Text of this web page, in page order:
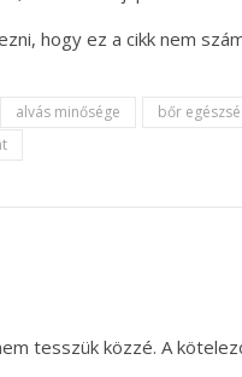
hogy ez a cikk nem
alvás minősége
bőr
tesszük közzé. A